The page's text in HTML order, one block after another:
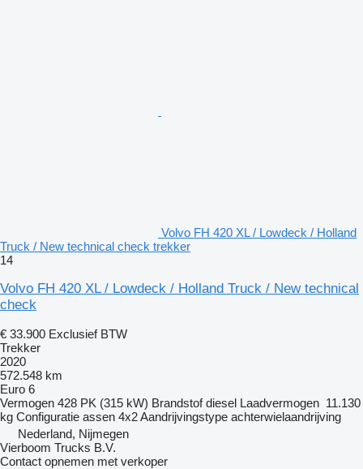
Volvo FH 420 XL / Lowdeck / Holland
Truck / New technical check trekker
14
Volvo FH 420 XL / Lowdeck / Holland Truck / New technical
check
€ 33.900 Exclusief BTW
Trekker
2020
572.548 km
Euro 6
Vermogen 428 PK (315 kW) Brandstof diesel Laadvermogen 11.130
kg Configuratie assen 4x2Aandrijvingstype achterwielaandrijving
Nederland, Nijmegen
Vierboom Trucks B.V.
Contact opnemen met verkoper